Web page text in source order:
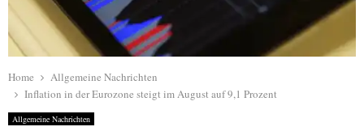
Home
Allgemeine Nachrichten
Inflation in der Eurozone steigt im August auf 9,1 Prozent
Allgemeine Nachrichten